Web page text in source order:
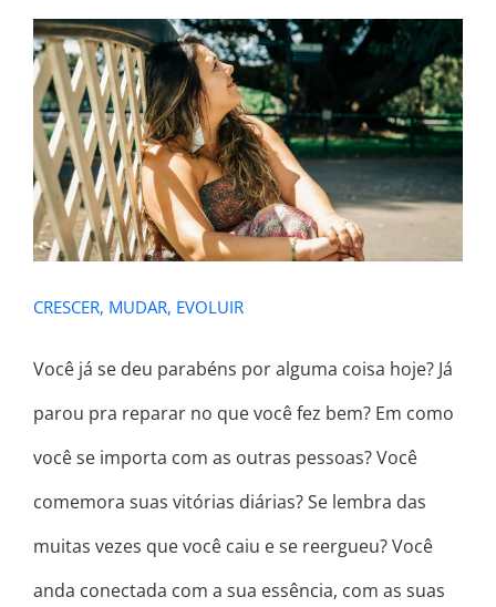
CRESCER, MUDAR, EVOLUIR
CRESCER, MUDAR, EVOLUIR
Você já se deu parabéns por alguma coisa hoje? Já
parou pra reparar no que você fez bem? Em como
você se importa com as outras pessoas? Você
comemora suas vitórias diárias? Se lembra das
muitas vezes que você caiu e se reergueu? Você
anda conectada com a sua essência, com as suas